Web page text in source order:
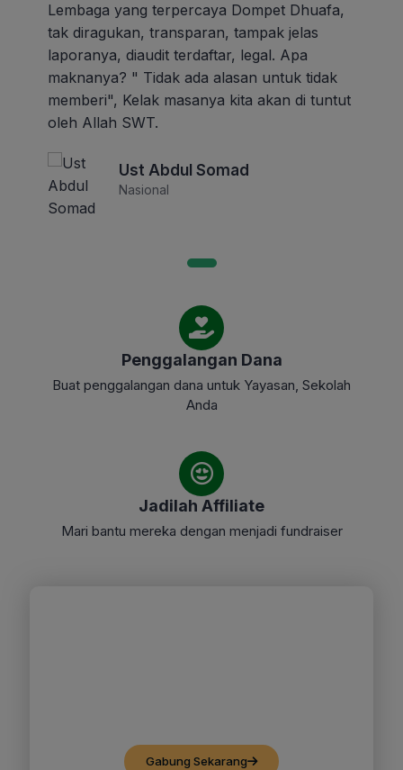
Lembaga yang terpercaya Dompet Dhuafa,
tak diragukan, transparan, tampak jelas
laporanya, diaudit terdaftar, legal. Apa
maknanya? " Tidak ada alasan untuk tidak
memberi", Kelak masanya kita akan di tuntut
oleh Allah SWT.
Ust Abdul Somad
Nasional
Penggalangan Dana
Buat penggalangan dana untuk Yayasan, Sekolah
Anda
Jadilah Affiliate
Mari bantu mereka dengan menjadi fundraiser
Gabung Sekarang